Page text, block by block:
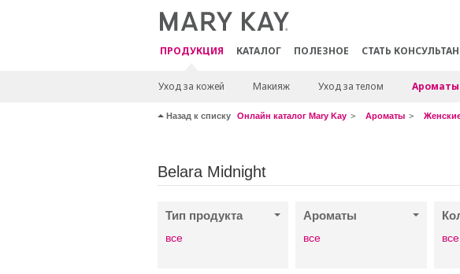
ПРОДУКЦИЯ КАТАЛОГ ПОЛЕЗНОЕ СТАТЬ
Уход за кожей Макияж Уход за телом Ароматы
Назад к списку Онлайн каталог Mary Kay Ароматы
Belara Midnight
Тип продукта
все
Ароматы
все все